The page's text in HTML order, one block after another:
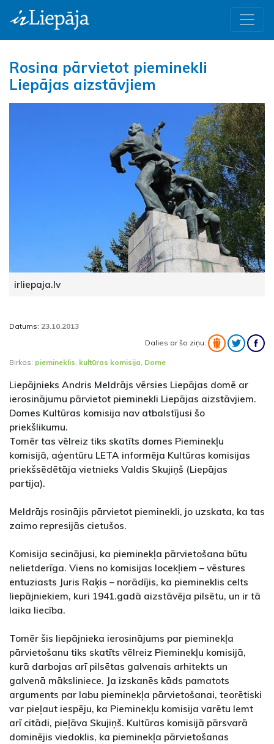
Rosina pārvietot pieminekli
Liepājas aizstāvjiem
irliepaja.lv
Datums: 23.10.2013
Dalies ar šo ziņu:
Birkas: piemineklis, kultūras komisija, Dome
Liepājnieks Andris Meldrājs vērsies Liepājas domē ar
ierosinājumu pārvietot pieminekli Liepājas aizstāvjiem.
Domes Kultūras komisija nav atbalstījusi šo
priekšlikumu.
Tomēr tas vēlreiz tiks skatīts domes Pieminekļu
komisijā, aģentūru LETA informēja Kultūras komisijas
priekšsēdētāja vietnieks Valdis Skujiņš (Liepājas
partija).
Meldrājs rosinājis pārvietot pieminekli, jo uzskata, ka tas
zaimo represijās cietušos.
Komisija secinājusi, ka pieminekļa pārvietošana būtu
nelietderīga. Viens no komisijas locekļiem – vēstures
entuziasts Juris Raķis – norādījis, ka piemineklis celts
liepājniekiem, kuri 1941.gadā aizstāvēja pilsētu, un ir tā
laika liecība.
Tomēr šis liepājnieka ierosinājums par pieminekļa
pārvietošanu tiks skatīts vēlreiz Pieminekļu komisijā,
kurā darbojas arī pilsētas galvenais arhitekts un
galvenā māksliniece. Ja izskanēs kāds pamatots
arguments par labu pieminekļa pārvietošanai, teorētiski
var pieļaut iespēju, ka Pieminekļu komisija varētu lemt
arī citādi, pieļāva Skujiņš. Kultūras komisijā pārsvarā
dominējis viedoklis, ka pieminekļa pārvietošanas